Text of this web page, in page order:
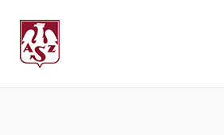
content
Home